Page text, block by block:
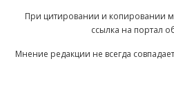
При цитировании и копировании
ссылка на портал
Мнение редакции не всегда